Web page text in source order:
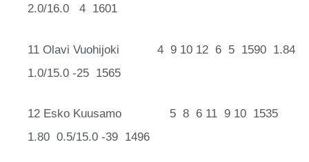
2.0/16.0 4 1601
11 Olavi Vuohijoki 4 9 10 12 6 5 1590 1.84
1.0/15.0 -25 1565
12 Esko Kuusamo 5 8 6 11 9 10 1535
1.80 0.5/15.0 -39 1496